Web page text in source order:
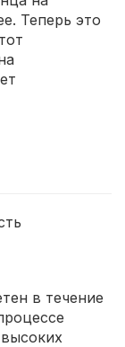
Теперь это
в течение